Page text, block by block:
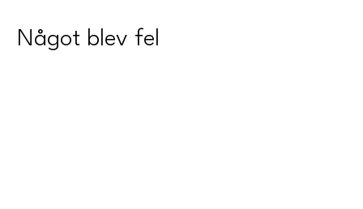
Något blev fel